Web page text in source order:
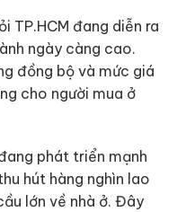
TP.HCM đang diễn ra
ngày càng cao.
đồng bộ và mức giá
cho người mua ở
phát triển mạnh
hút hàng nghìn lao
lớn về nhà ở. Đây